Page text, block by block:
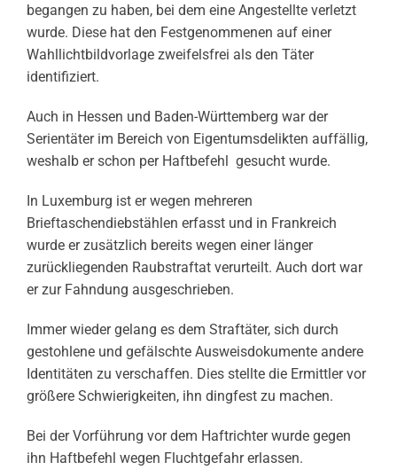
begangen zu haben, bei dem eine Angestellte verletzt
wurde. Diese hat den Festgenommenen auf einer
Wahllichtbildvorlage zweifelsfrei als den Täter
identifiziert.
Auch in Hessen und Baden-Württemberg war der
Serientäter im Bereich von Eigentumsdelikten auffällig,
weshalb er schon per Haftbefehl gesucht wurde.
In Luxemburg ist er wegen mehreren
Brieftaschendiebstählen erfasst und in Frankreich
wurde er zusätzlich bereits wegen einer länger
zurückliegenden Raubstraftat verurteilt. Auch dort war
er zur Fahndung ausgeschrieben.
Immer wieder gelang es dem Straftäter, sich durch
gestohlene und gefälschte Ausweisdokumente andere
Identitäten zu verschaffen. Dies stellte die Ermittler vor
größere Schwierigkeiten, ihn dingfest zu machen.
Bei der Vorführung vor dem Haftrichter wurde gegen
ihn Haftbefehl wegen Fluchtgefahr erlassen.